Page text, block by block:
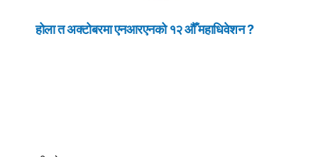
होला त अक्टोबरमा एनआरएनको १२ औँ महाधिवेशन ?